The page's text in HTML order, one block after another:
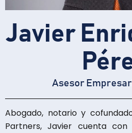
Javier
Asesor
Abogado, notario y
Partners, Javier cuenta